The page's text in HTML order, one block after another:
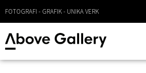
FOTOGRAFI - GRAFIK - UNIKA VERK